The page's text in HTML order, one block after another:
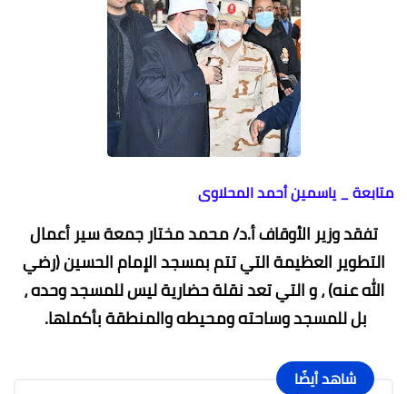
متابعة _ ياسمين أحمد المحلاوى
تفقد وزير الأوقاف أ.د/ محمد مختار جمعة سير أعمال
التطوير العظيمة التي تتم بمسجد الإمام الحسين (رضي
الله عنه) ، و التي تعد نقلة حضارية ليس للمسجد وحده ،
بل للمسجد وساحته ومحيطه والمنطقة بأكملها.
شاهد أيضًا